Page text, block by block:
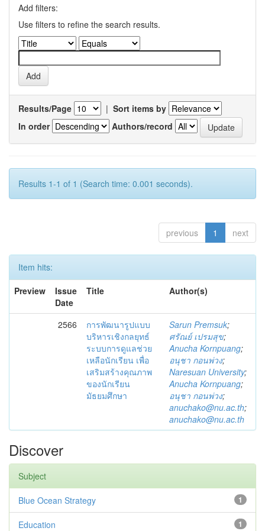
Add filters:
Use filters to refine the search results.
Results/Page | Sort items by
In order
Authors/record
Results 1-1 of 1 (Search time: 0.001 seconds).
previous 1 next
Item hits:
Preview
Issue
Date
Title Author(s)
2566
การพัฒนารูปแบบ
บริหารเชิงกลยุทธ์
ระบบการดูแลช่วย
เหลือนักเรียน เพื่อ
เสริมสร้างคุณภาพ
ของนักเรียน
มัธยมศึกษา
Sarun Premsuk;
ศรัณย์ เปรมสุข;
Anucha Kornpuang;
อนุชา กอนพ่วง;
Naresuan University;
Anucha Kornpuang;
อนุชา กอนพ่วง;
anuchako@nu.ac.th;
anuchako@nu.ac.th
Discover
Subject
1
Blue Ocean Strategy
1
Education